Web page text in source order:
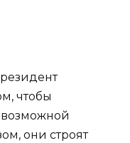
чтобы
возможной
они строят